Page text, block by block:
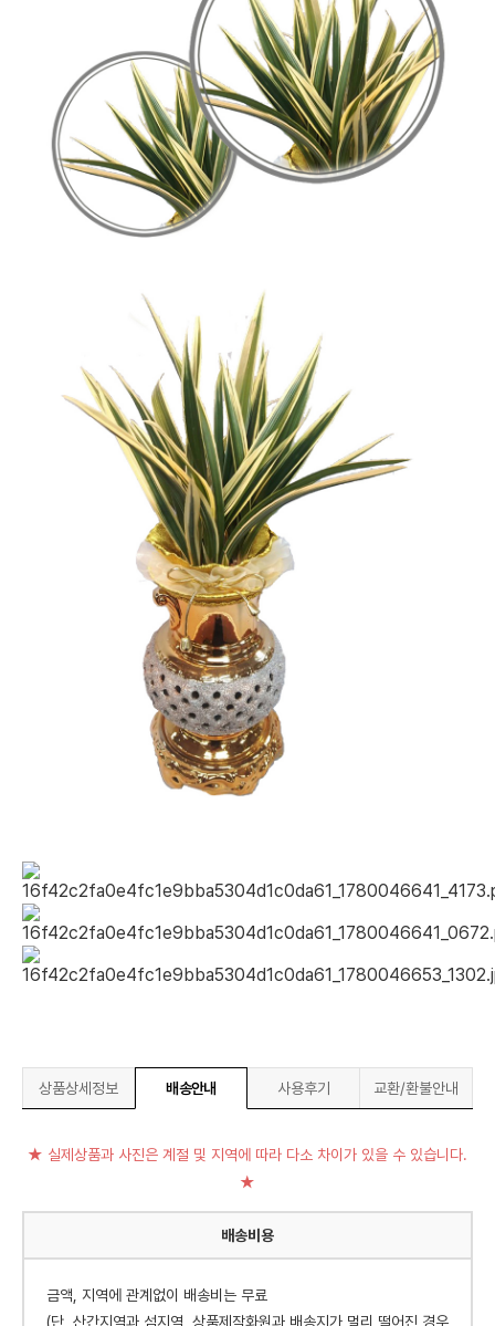
상품상세정보 배송안내 사용후기 교환/환불안내
★ 실제상품과 사진은 계절 및 지역에 따라 다소 차이가 있을 수 있습니다.
★
배송비용
금액, 지역에 관계없이 배송비는 무료
(단, 산간지역과 섬지역, 상품제작화원과 배송지가 멀리 떨어진 경우